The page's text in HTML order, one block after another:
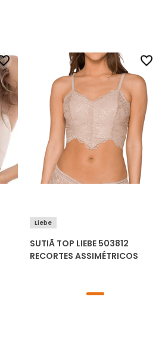
Liebe
SUTIÃ TOP LIEBE 503812
RECORTES ASSIMÉTRICOS